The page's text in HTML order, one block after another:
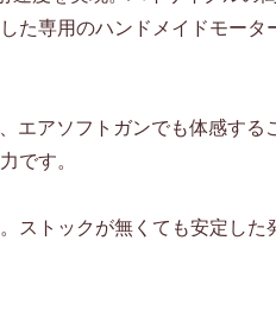
た専用のハンドメイドモータ
アソフトガンでも体感する
です。
トックが無くても安定した